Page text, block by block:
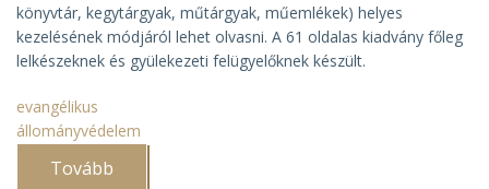
könyvtár, kegytárgyak, műtárgyak, műemlékek) helyes
kezelésének módjáról lehet olvasni. A 61 oldalas kiadvány főleg
lelkészeknek és gyülekezeti felügyelőknek készült.
evangélikus
állományvédelem
Tovább